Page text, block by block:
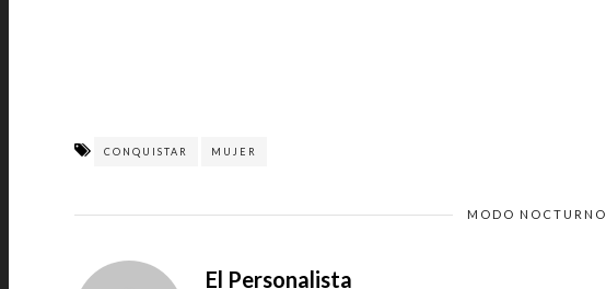
CONQUISTAR MUJER
MODO NOCTURNO
El Personalista